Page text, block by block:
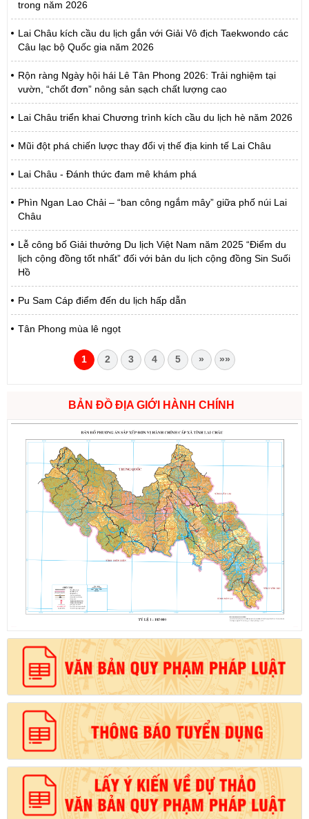
trong năm 2026
Lai Châu kích cầu du lịch gắn với Giải Vô địch Taekwondo các
Câu lạc bộ Quốc gia năm 2026
Rộn ràng Ngày hội hái Lê Tân Phong 2026: Trải nghiệm tại
vườn, “chốt đơn” nông sản sạch chất lượng cao
Lai Châu triển khai Chương trình kích cầu du lịch hè năm 2026
Mũi đột phá chiến lược thay đổi vị thế địa kinh tế Lai Châu
Lai Châu - Đánh thức đam mê khám phá
Phìn Ngan Lao Chải – “ban công ngắm mây” giữa phố núi Lai
Châu
Lễ công bố Giải thưởng Du lịch Việt Nam năm 2025 “Điểm du
lịch cộng đồng tốt nhất” đối với bản du lịch cộng đồng Sin Suối
Hồ
Pu Sam Cáp điểm đến du lịch hấp dẫn
Tân Phong mùa lê ngọt
1 2 3 4 5 » »»
BẢN ĐỒ ĐỊA GIỚI HÀNH CHÍNH